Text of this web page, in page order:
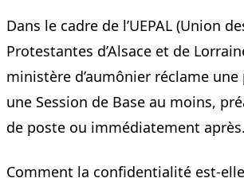
Dans le cadre de l’UEPAL (Union
Protestantes d’Alsace et de
ministère d’aumônier réclame
une Session de Base au moins,
de poste ou immédiatement après.
Comment la confidentialité est-